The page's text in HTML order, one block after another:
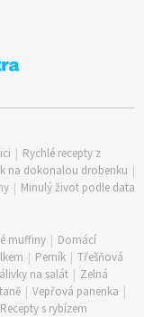
| Rychlé recepty z
na dokonalou drobenku |
| Minulý život podle data
muffiny | Domácí
| Perník | Třešňová
na salát | Zelná
| Vepřová panenka |
Recepty s rybízem